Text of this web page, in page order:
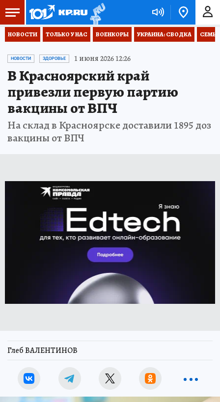
НОВОСТИ ТОЛЬКО У НАС ВОЕНКОРЫ УКРАИНА: СВОДКА
НОВОСТИ ЗДОРОВЬЕ 1 июня 2026 12:26
В Красноярский край
привезли первую партию
вакцины от ВПЧ
На склад в Красноярске доставили 1895 доз
вакцины от ВПЧ
Глеб ВАЛЕНТИНОВ